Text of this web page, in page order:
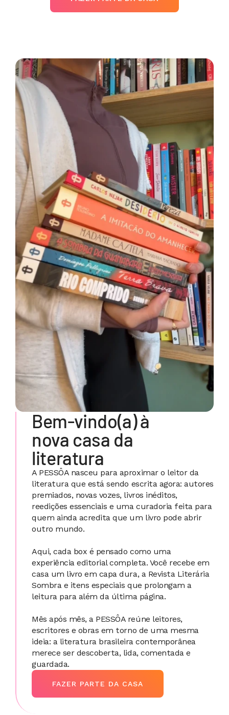
Bem-vindo(a) à
nova casa da
literatura
A PESSÔA nasceu para aproximar o leitor da
literatura que está sendo escrita agora: autores
premiados, novas vozes, livros inéditos,
reedições essenciais e uma curadoria feita para
quem ainda acredita que um livro pode abrir
outro mundo.
Aqui, cada box é pensado como uma
experiência editorial completa. Você recebe em
casa um livro em capa dura, a Revista Literária
Sombra e itens especiais que prolongam a
leitura para além da última página.
Mês após mês, a PESSÔA reúne leitores,
escritores e obras em torno de uma mesma
ideia: a literatura brasileira contemporânea
merece ser descoberta, lida, comentada e
guardada.
FAZER PARTE DA CASA